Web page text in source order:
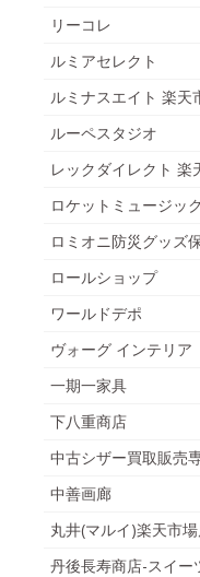
リーコレ
ルミアセレクト
ルミナスエイト 楽天
ルーペスタジオ
レックダイレクト 楽
ロケットミュージッ
ロミオニ防災グッズ
ロールショップ
ワールドデポ
ヴォーグ インテリア
一期一家具
下八重商店
中古シザー買取販売
中善画廊
丸井(マルイ)楽天市
丹後長寿商店-スイー